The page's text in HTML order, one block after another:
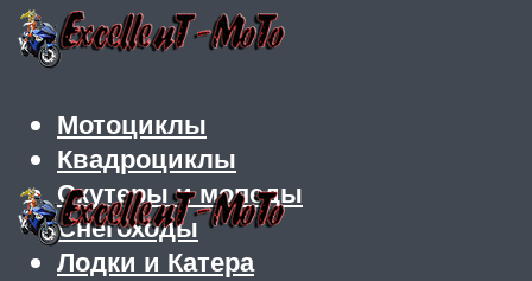
Мотоциклы
Квадроциклы
Скутеры и мопеды
Снегоходы
Лодки и Катера